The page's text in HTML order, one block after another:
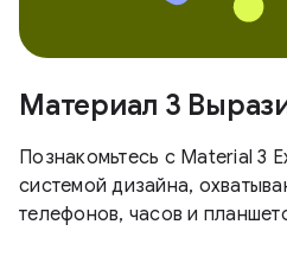
Материал 3
Познакомьтесь с Material 3
системой дизайна,
телефонов, часов и